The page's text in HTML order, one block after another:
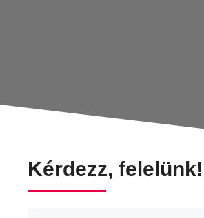
Kérdezz, felelünk!